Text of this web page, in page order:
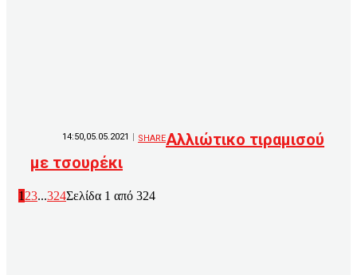
14:50,05.05.2021 SHAREΑλλιώτικο τιραμισού
με τσουρέκι
1 23...324Σελίδα 1 από 324